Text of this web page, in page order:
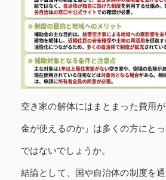
空き家の解体にはまとまった費用
金が使えるのか」は多くの方にと
ではないでしょうか。
結論として、国や自治体の制度を